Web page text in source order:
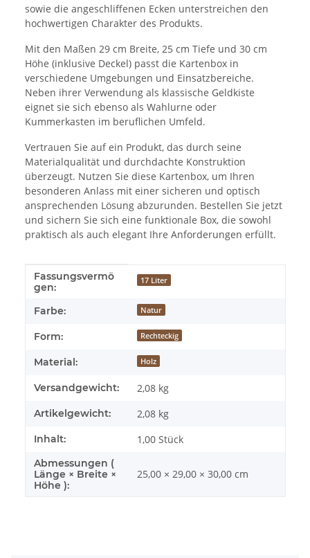
sowie die angeschliffenen Ecken unterstreichen den
hochwertigen Charakter des Produkts.
Mit den Maßen 29 cm Breite, 25 cm Tiefe und 30 cm
Höhe (inklusive Deckel) passt die Kartenbox in
verschiedene Umgebungen und Einsatzbereiche.
Neben ihrer Verwendung als klassische Geldkiste
eignet sie sich ebenso als Wahlurne oder
Kummerkasten im beruflichen Umfeld.
Vertrauen Sie auf ein Produkt, das durch seine
Materialqualität und durchdachte Konstruktion
überzeugt. Nutzen Sie diese Kartenbox, um Ihren
besonderen Anlass mit einer sicheren und optisch
ansprechenden Lösung abzurunden. Bestellen Sie jetzt
und sichern Sie sich eine funktionale Box, die sowohl
praktisch als auch elegant Ihre Anforderungen erfüllt.
Produkteigenschaft
Wert
Fassungsvermö
gen:
17 Liter
Farbe: Natur
Form: Rechteckig
Material: Holz
Versandgewicht: 2,08 kg
Artikelgewicht: 2,08 kg
Inhalt: 1,00 Stück
Abmessungen (
Länge × Breite ×
Höhe ):
25,00 × 29,00 × 30,00 cm